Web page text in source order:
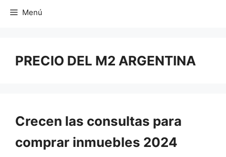
Menú
PRECIO DEL M2 ARGENTINA
Crecen las consultas para
comprar inmuebles 2024